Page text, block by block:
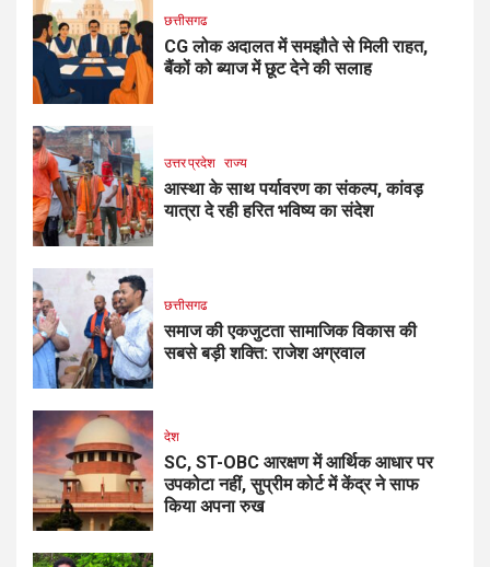
छत्तीसगढ
CG लोक अदालत में समझौते से मिली राहत,
बैंकों को ब्याज में छूट देने की सलाह
उत्तर प्रदेश राज्य
आस्था के साथ पर्यावरण का संकल्प, कांवड़
यात्रा दे रही हरित भविष्य का संदेश
छत्तीसगढ
समाज की एकजुटता सामाजिक विकास की
सबसे बड़ी शक्ति: राजेश अग्रवाल
देश
SC, ST-OBC आरक्षण में आर्थिक आधार पर
उपकोटा नहीं, सुप्रीम कोर्ट में केंद्र ने साफ
किया अपना रुख